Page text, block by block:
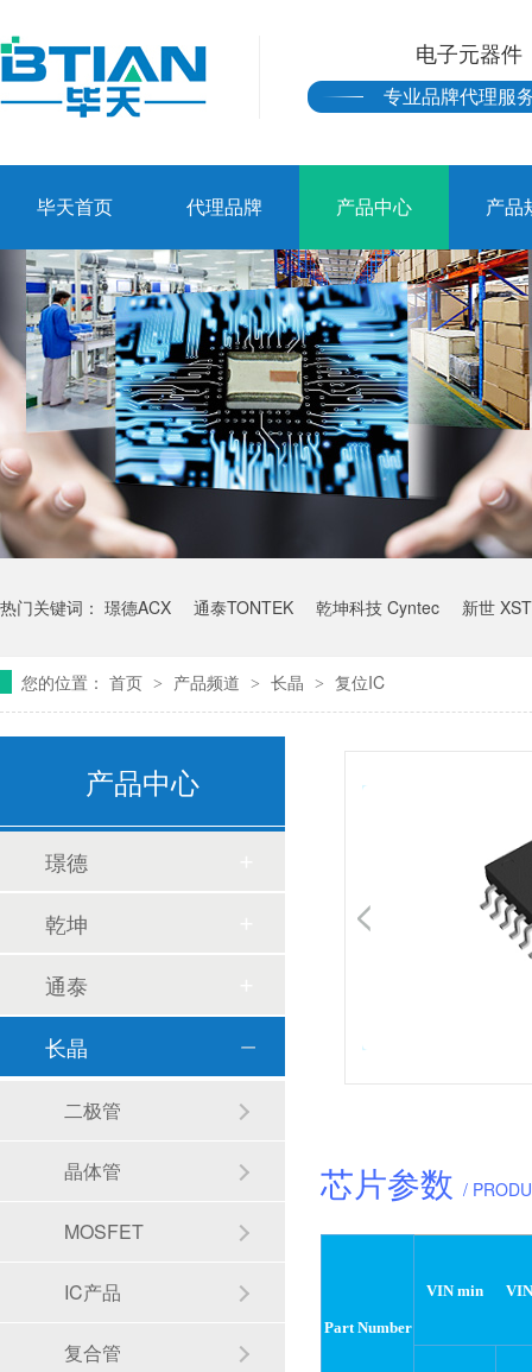
电子元器件
专业品牌代理服
毕天首页 代理品牌 产品中心 产品
热门关键词： 璟德ACX 通泰TONTEK 乾坤科技 Cyntec 新世
您的位置： 首页 > 产品频道 > 长晶 > 复位IC
芯片参数 /
Part Number
VIN min
产品中心
璟德
乾坤
通泰
长晶
二极管
晶体管
MOSFET
IC产品
复合管